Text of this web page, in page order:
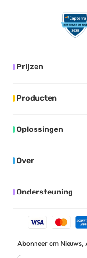
Prijzen
Producten
Oplossingen
Over
Ondersteuning
Abonneer om Nieuws,